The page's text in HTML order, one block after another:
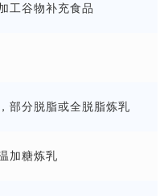
工谷物补充食品
部分脱脂或全脱脂炼乳
加糖炼乳